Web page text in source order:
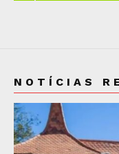
NOTÍCIAS